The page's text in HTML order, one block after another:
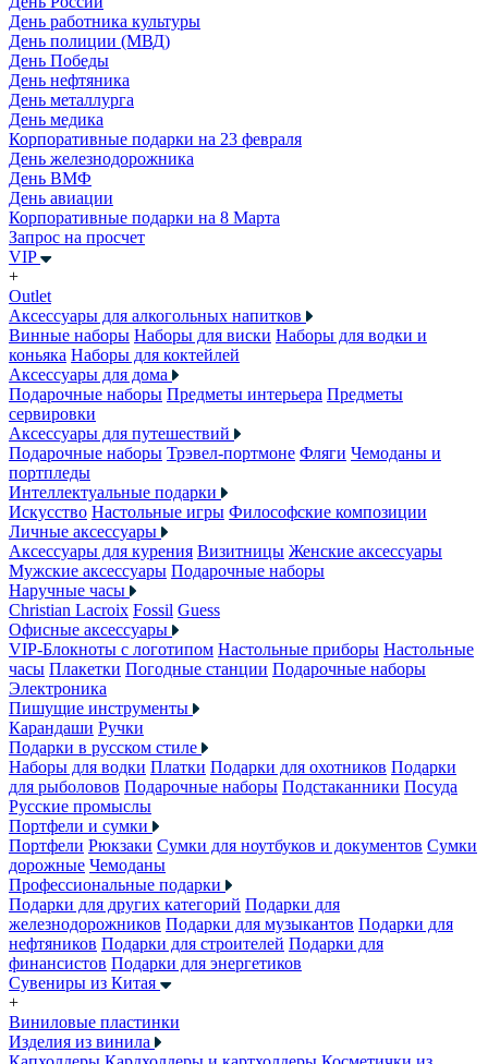
День работника культуры
День полиции (МВД)
День Победы
День нефтяника
День металлурга
День медика
Корпоративные подарки на 23 февраля
День железнодорожника
День ВМФ
День авиации
Корпоративные подарки на 8 Марта
Запрос на просчет
VIP
+
Outlet
Аксессуары для алкогольных напитков
Винные наборы Наборы для виски Наборы для водки и
коньяка Наборы для коктейлей
Аксессуары для дома
Подарочные наборы Предметы интерьера Предметы
сервировки
Аксессуары для путешествий
Подарочные наборы Трэвел-портмоне Фляги Чемоданы и
портпледы
Интеллектуальные подарки
Искусство Настольные игры Философские композиции
Личные аксессуары
Аксессуары для курения Визитницы Женские аксессуары
Мужские аксессуары Подарочные наборы
Наручные часы
Christian Lacroix Fossil Guess
Офисные аксессуары
VIP-Блокноты с логотипом Настольные приборы Настольные
часы Плакетки Погодные станции Подарочные наборы
Электроника
Пишущие инструменты
Карандаши Ручки
Подарки в русском стиле
Наборы для водки Платки Подарки для охотников Подарки
для рыболовов Подарочные наборы Подстаканники Посуда
Русские промыслы
Портфели и сумки
Портфели Рюкзаки Сумки для ноутбуков и документов Сумки
дорожные Чемоданы
Профессиональные подарки
Подарки для других категорий Подарки для
железнодорожников Подарки для музыкантов Подарки для
нефтяников Подарки для строителей Подарки для
финансистов Подарки для энергетиков
Сувениры из Китая
+
Виниловые пластинки
Изделия из винила